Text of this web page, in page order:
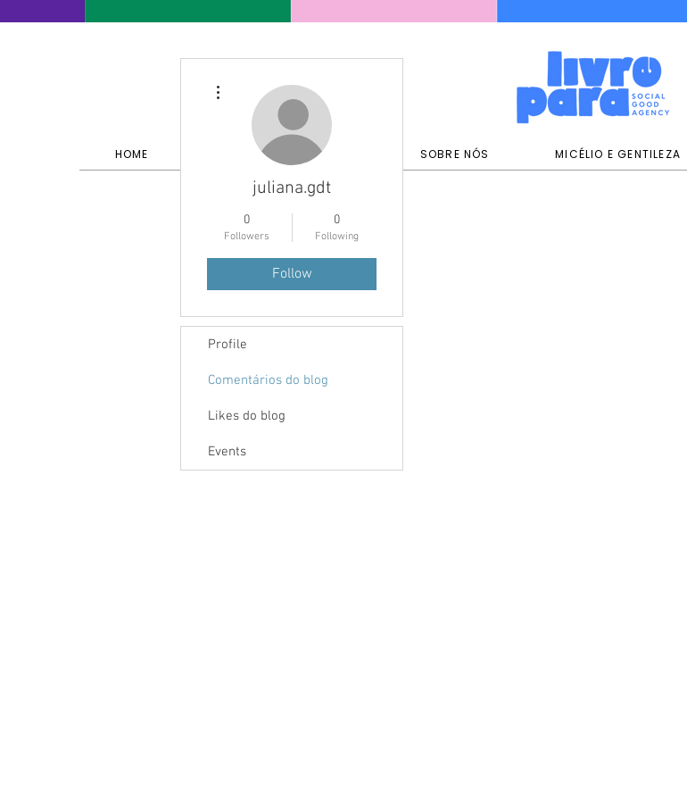
HOME SERVIÇOS E PORTFÓLIO SOBRE NÓS MICÉLIO E GENTILEZA
juliana.gdt
0
Followers
0
Following
Follow
Profile
Comentários do blog
Likes do blog
Events